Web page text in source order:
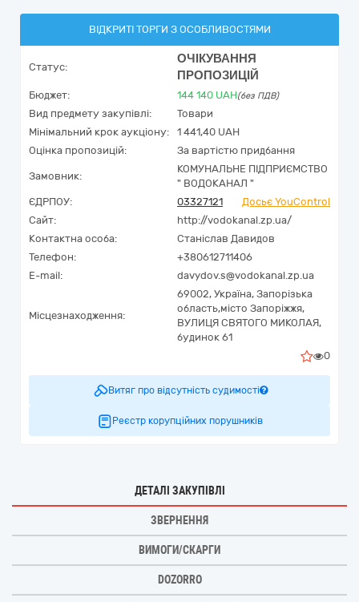
ВІДКРИТІ ТОРГИ З ОСОБЛИВОСТЯМИ
Статус:
ОЧІКУВАННЯ
ПРОПОЗИЦІЙ
Бюджет: 144 140 UAH(без ПДВ)
Вид предмету закупівлі:
Товари
Мінімальний крок аукціону:
1 441,40 UAH
Оцінка пропозицій:
За вартістю придбання
Замовник:
КОМУНАЛЬНЕ ПІДПРИЄМСТВО
" ВОДОКАНАЛ "
ЄДРПОУ:
03327121
Досьє YouControl
Сайт:
http://vodokanal.zp.ua/
Контактна особа:
Станіслав Давидов
Телефон:
+380612711406
E-mail:
davydov.s@vodokanal.zp.ua
Місцезнаходження:
69002, Україна, Запорізька
область,місто Запоріжжя,
ВУЛИЦЯ СВЯТОГО МИКОЛАЯ,
будинок 61
0
Витяг про відсутність судимості
Реєстр корупційних порушників
ДЕТАЛІ ЗАКУПІВЛІ
ЗВЕРНЕННЯ
ВИМОГИ/СКАРГИ
DOZORRO